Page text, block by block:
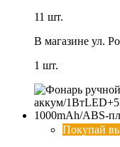
11 шт.
В магазине ул.
1 шт.
Покупай